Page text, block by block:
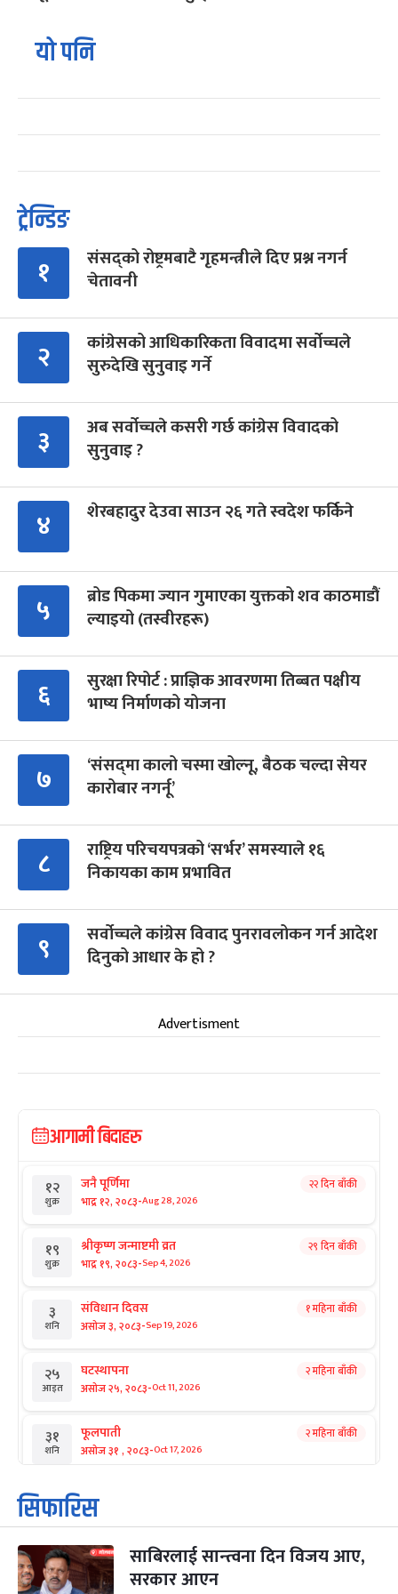
यो पनि
ट्रेन्डिङ
१
संसद्को रोष्ट्रमबाटै गृहमन्त्रीले दिए प्रश्न नगर्न
चेतावनी
२
कांग्रेसको आधिकारिकता विवादमा सर्वोच्चले
सुरुदेखि सुनुवाइ गर्ने
३
अब सर्वोच्चले कसरी गर्छ कांग्रेस विवादको
सुनुवाइ ?
४ शेरबहादुर देउवा साउन २६ गते स्वदेश फर्किने
५
ब्रोड पिकमा ज्यान गुमाएका युक्तको शव काठमाडौं
ल्याइयो (तस्वीरहरू)
६
सुरक्षा रिपोर्ट : प्राज्ञिक आवरणमा तिब्बत पक्षीय
भाष्य निर्माणको योजना
७
‘संसद्‍मा कालो चस्मा खोल्नू, बैठक चल्दा सेयर
कारोबार नगर्नू’
८
राष्ट्रिय परिचयपत्रको ‘सर्भर’ समस्याले १६
निकायका काम प्रभावित
९
सर्वोच्चले कांग्रेस विवाद पुनरावलोकन गर्न आदेश
दिनुको आधार के हो ?
Advertisment
आगामी बिदाहरु
१२
शुक्र
जनै पूर्णिमा
भाद्र १२, २०८३-Aug 28, 2026
२२ दिन बाँकी
१९
शुक्र
श्रीकृष्ण जन्माष्टमी व्रत
भाद्र १९, २०८३-Sep 4, 2026
२९ दिन बाँकी
३
शनि
संविधान दिवस
असोज ३, २०८३-Sep 19, 2026
१ महिना बाँकी
२५
आइत
घटस्थापना
असोज २५, २०८३-Oct 11, 2026
२ महिना बाँकी
३१
शनि
फूलपाती
असोज ३१ , २०८३-Oct 17, 2026
२ महिना बाँकी
१
आइत
कार्तिक सङ्क्रान्ति
कार्तिक १, २०८३
३
मंगल
महानवमी
कार्तिक ३, २०८३-Oct 20, 2026
२ महिना बाँकी
सिफारिस
साबिरलाई सान्त्वना दिन विजय आए,
सरकार आएन